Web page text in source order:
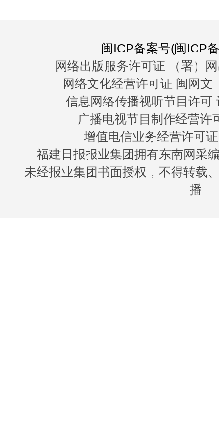
闽ICP备案号(闽ICP
网络出版服务许可证 （署）
网络文化经营许可证 闽网文
信息网络传播视听节目许可
广播电视节目制作经营许
增值电信业务经营许可
福建日报报业集团拥有东南网采
未经报业集团书面授权，不得转载
播